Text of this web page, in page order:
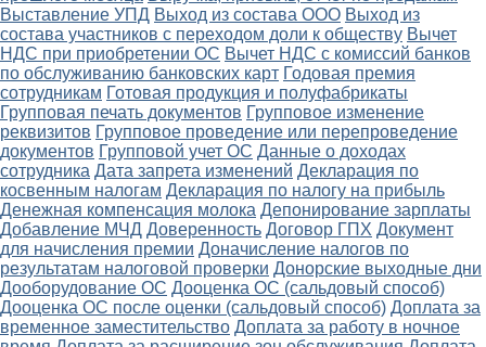
Выставление УПД Выход из состава ООО Выход из
состава участников с переходом доли к обществу Вычет
НДС при приобретении ОС Вычет НДС с комиссий банков
по обслуживанию банковских карт Годовая премия
сотрудникам Готовая продукция и полуфабрикаты
Групповая печать документов Групповое изменение
реквизитов Групповое проведение или перепроведение
документов Групповой учет ОС Данные о доходах
сотрудника Дата запрета изменений Декларация по
косвенным налогам Декларация по налогу на прибыль
Денежная компенсация молока Депонирование зарплаты
Добавление МЧД Доверенность Договор ГПХ Документ
для начисления премии Доначисление налогов по
результатам налоговой проверки Донорские выходные дни
Дооборудование ОС Дооценка ОС (сальдовый способ)
Дооценка ОС после оценки (сальдовый способ) Доплата за
временное заместительство Доплата за работу в ночное